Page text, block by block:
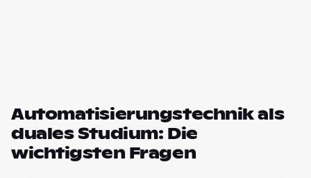
Automatisierungstechnik als
duales Studium: Die
wichtigsten Fragen